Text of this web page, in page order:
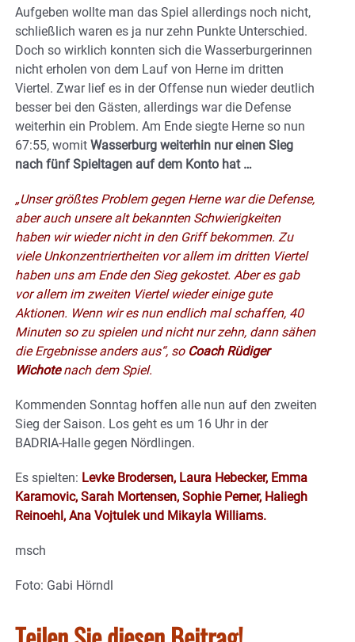
Aufgeben wollte man das Spiel allerdings noch nicht,
schließlich waren es ja nur zehn Punkte Unterschied.
Doch so wirklich konnten sich die Wasserburgerinnen
nicht erholen von dem Lauf von Herne im dritten
Viertel. Zwar lief es in der Offense nun wieder deutlich
besser bei den Gästen, allerdings war die Defense
weiterhin ein Problem. Am Ende siegte Herne so nun
67:55, womit Wasserburg weiterhin nur einen Sieg
nach fünf Spieltagen auf dem Konto hat …
„Unser größtes Problem gegen Herne war die Defense,
aber auch unsere alt bekannten Schwierigkeiten
haben wir wieder nicht in den Griff bekommen. Zu
viele Unkonzentriertheiten vor allem im dritten Viertel
haben uns am Ende den Sieg gekostet. Aber es gab
vor allem im zweiten Viertel wieder einige gute
Aktionen. Wenn wir es nun endlich mal schaffen, 40
Minuten so zu spielen und nicht nur zehn, dann sähen
die Ergebnisse anders aus“, soCoach Rüdiger
Wichotenach dem Spiel.
Kommenden Sonntag hoffen alle nun auf den zweiten
Sieg der Saison. Los geht es um 16 Uhr in der
BADRIA-Halle gegen Nördlingen.
Es spielten: Levke Brodersen, Laura Hebecker, Emma
Karamovic, Sarah Mortensen, Sophie Perner, Haliegh
Reinoehl, Ana Vojtulek und Mikayla Williams.
msch
Foto: Gabi Hörndl